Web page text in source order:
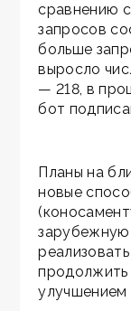
сравнению
запросов
больше
выросло
— 218, в
бот
Планы на
новые
зарубежную
продолжить
улучшением